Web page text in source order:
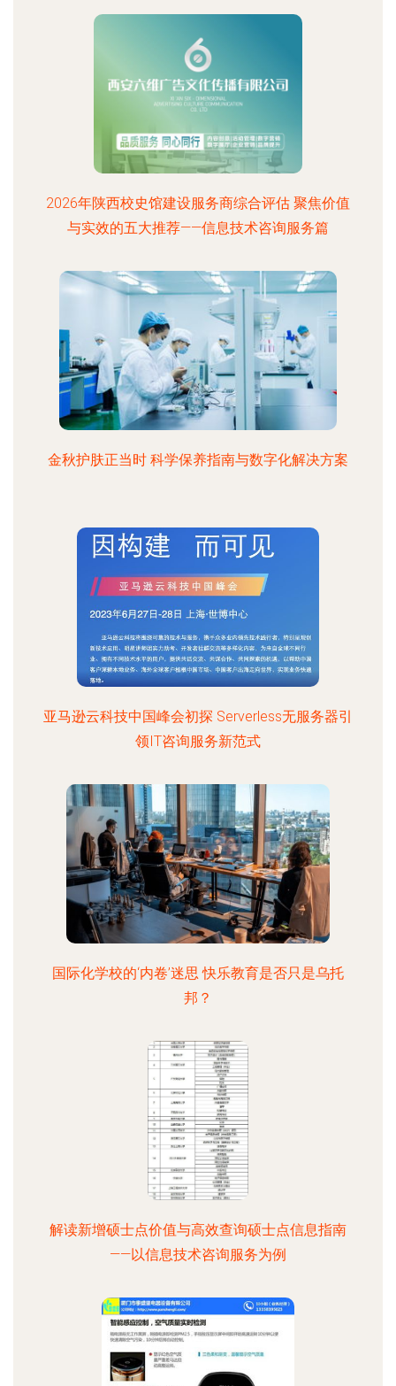
2026年陕西校史馆建设服务商综合评估 聚焦价值
与实效的五大推荐——信息技术咨询服务篇
金秋护肤正当时 科学保养指南与数字化解决方案
亚马逊云科技中国峰会初探 Serverless无服务器引
领IT咨询服务新范式
国际化学校的‘内卷’迷思 快乐教育是否只是乌托
邦？
解读新增硕士点价值与高效查询硕士点信息指南
——以信息技术咨询服务为例